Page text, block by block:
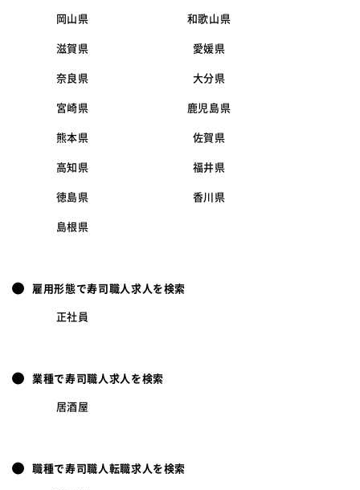
岡山県 和歌山県
滋賀県 愛媛県
奈良県 大分県
宮崎県 鹿児島県
熊本県 佐賀県
高知県 福井県
徳島県 香川県
島根県
雇用形態で寿司職人求人を検索
正社員
業種で寿司職人求人を検索
居酒屋
職種で寿司職人転職求人を検索